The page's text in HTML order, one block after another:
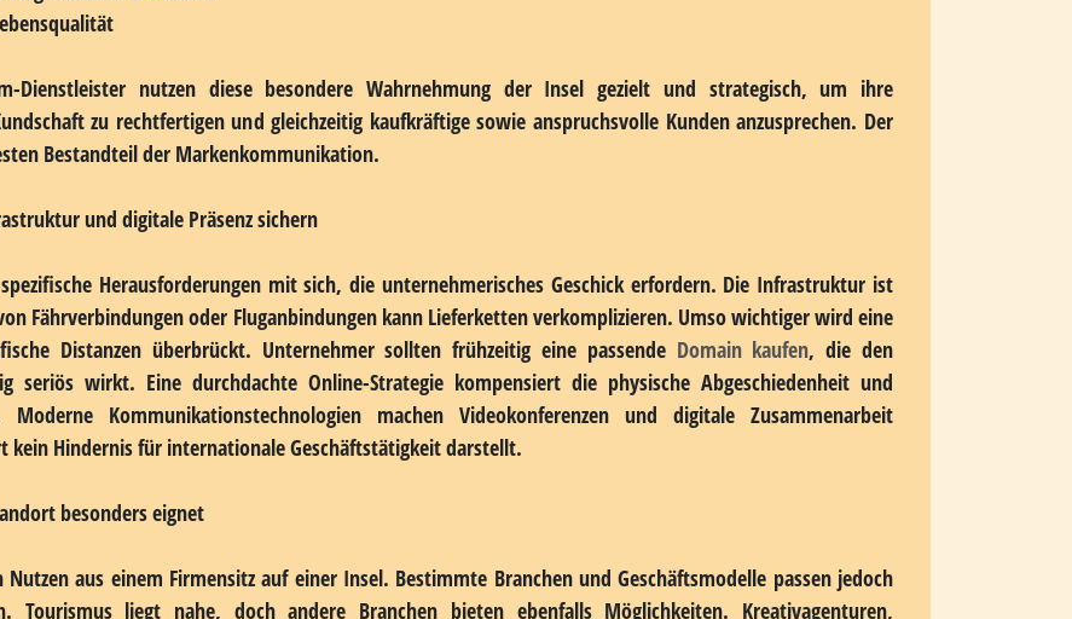
Unternehmen positioniert
Charakter. Diese besondere Positionierung lässt sich aus marketingtechnischer Sicht
gegenüber der Konkurrenz schafft, die das Unternehmen deutlich von anderen Anbietern
zu entwickeln:
Standort
Authentizität
Standorte
Dienstleister nutzen diese besondere Wahrnehmung der Insel gezielt und strategisch, um ihre
zu rechtfertigen und gleichzeitig kaufkräftige sowie anspruchsvolle Kunden anzusprechen. Der
Bestandteil der Markenkommunikation.
und digitale Präsenz sichern